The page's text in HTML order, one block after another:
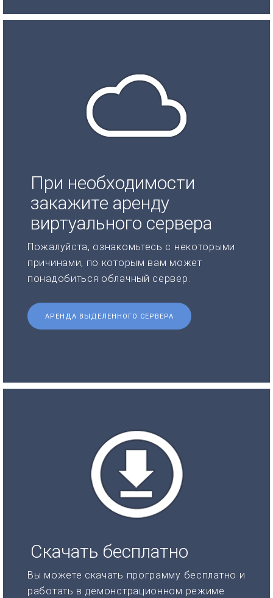
При необходимости
закажите аренду
виртуального сервера
Пожалуйста, ознакомьтесь с некоторыми
причинами, по которым вам может
понадобиться облачный сервер.
АРЕНДА ВЫДЕЛЕННОГО СЕРВЕРА
Скачать бесплатно
Вы можете скачать программу бесплатно и
работать в демонстрационном режиме